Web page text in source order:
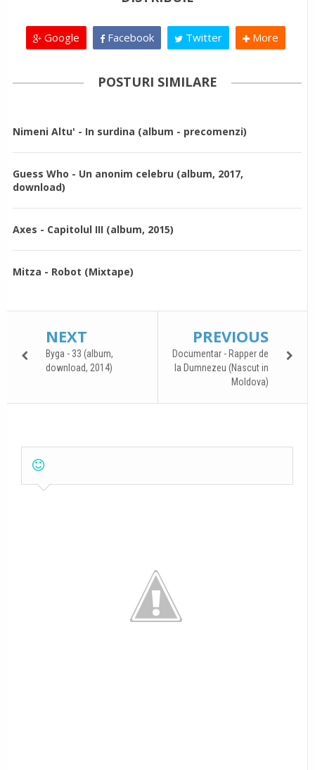
Google Facebook Twitter More
POSTURI SIMILARE
Nimeni Altu' - In surdina (album - precomenzi)
Guess Who - Un anonim celebru (album, 2017,
download)
Axes - Capitolul III (album, 2015)
Mitza - Robot (Mixtape)
NEXT
Byga - 33 (album,
download, 2014)
PREVIOUS
Documentar - Rapper de
la Dumnezeu (Nascut in
Moldova)